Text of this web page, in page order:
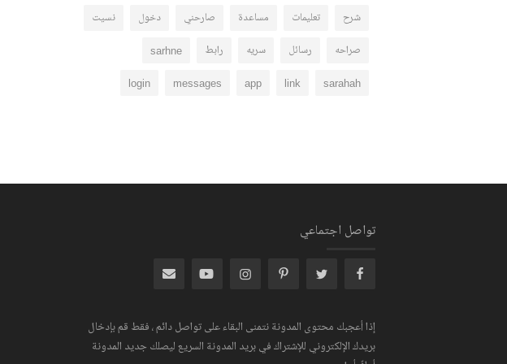
شرح تعليمات مساعدة صارحني دخول نسيت
صراحه رسائل سريه رابط sarhne
sarahah
link
app
messages
login
تواصل اجتماعي
إذا أعجبك محتوى المدونة نتمنى البقاء على تواصل دائم ، فقط قم بإدخال
بريدك الإلكتروني للإشتراك في بريد المدونة السريع ليصلك جديد المدونة